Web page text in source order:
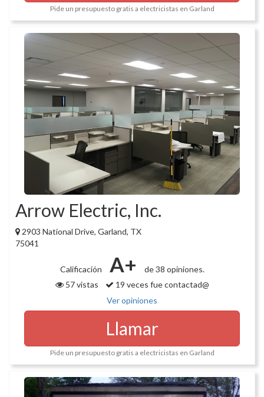
Pide un presupuesto gratis a electricistas en Garland
Arrow Electric, Inc.
2903 National Drive, Garland, TX
75041
Calificación A+
de 38 opiniones.
57 vistas
19 veces fue contactad@
Ver opiniones
Llamar
Pide un presupuesto gratis a electricistas en Garland